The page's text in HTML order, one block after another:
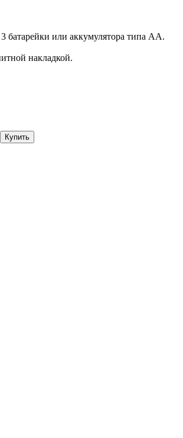
батарейки или аккумулятора типа АА.
накладкой.